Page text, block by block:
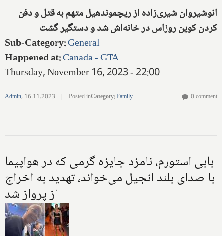
انوشیروان شیری‌زاده از ریچموندهیل متهم به قتل و دفن
کردن کوین روزاس در خانه‌اش شد و دستگیر گشت
Sub-Category:General
Happened at:Canada - GTA
Thursday, November 16, 2023 - 22:00
Admin, 16.11.2023 | Posted inCategory:Family 0 comment
بابی استورم، نامزد جایزه گرمی که در هواپیما
با صدای بلند انجیل می‌خواند، تهدید به اخراج
از پرواز شد